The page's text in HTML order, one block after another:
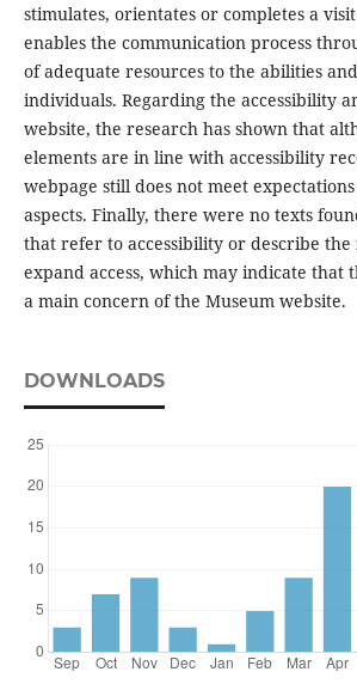
stimulates, orientates or completes a
enables the communication process
of adequate resources to the abilities
individuals. Regarding the accessibility
website, the research has shown that
elements are in line with accessibility
webpage still does not meet
aspects. Finally, there were no texts
that refer to accessibility or describe the
expand access, which may indicate that
a main concern of the Museum website.
DOWNLOADS